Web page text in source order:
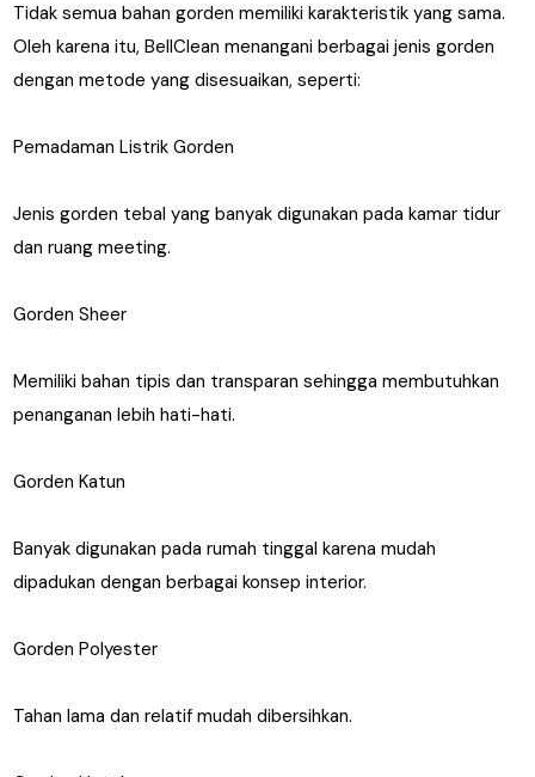
Tidak semua bahan gorden memiliki karakteristik yang sama.
Oleh karena itu, BellClean menangani berbagai jenis gorden
dengan metode yang disesuaikan, seperti:
Pemadaman Listrik Gorden
Jenis gorden tebal yang banyak digunakan pada kamar tidur
dan ruang meeting.
Gorden Sheer
Memiliki bahan tipis dan transparan sehingga membutuhkan
penanganan lebih hati-hati.
Gorden Katun
Banyak digunakan pada rumah tinggal karena mudah
dipadukan dengan berbagai konsep interior.
Gorden Polyester
Tahan lama dan relatif mudah dibersihkan.